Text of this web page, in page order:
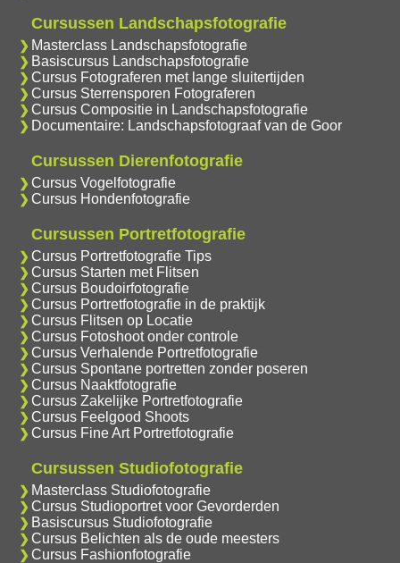
Cursussen Landschapsfotografie
Masterclass Landschapsfotografie
Basiscursus Landschapsfotografie
Cursus Fotograferen met lange sluitertijden
Cursus Sterrensporen Fotograferen
Cursus Compositie in Landschapsfotografie
Documentaire: Landschapsfotograaf van de Goor
Cursussen Dierenfotografie
Cursus Vogelfotografie
Cursus Hondenfotografie
Cursussen Portretfotografie
Cursus Portretfotografie Tips
Cursus Starten met Flitsen
Cursus Boudoirfotografie
Cursus Portretfotografie in de praktijk
Cursus Flitsen op Locatie
Cursus Fotoshoot onder controle
Cursus Verhalende Portretfotografie
Cursus Spontane portretten zonder poseren
Cursus Naaktfotografie
Cursus Zakelijke Portretfotografie
Cursus Feelgood Shoots
Cursus Fine Art Portretfotografie
Cursussen Studiofotografie
Masterclass Studiofotografie
Cursus Studioportret voor Gevorderden
Basiscursus Studiofotografie
Cursus Belichten als de oude meesters
Cursus Fashionfotografie